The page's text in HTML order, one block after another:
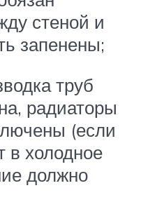
стеной и
запенены;
труб
радиаторы
(если
в холодное
должно